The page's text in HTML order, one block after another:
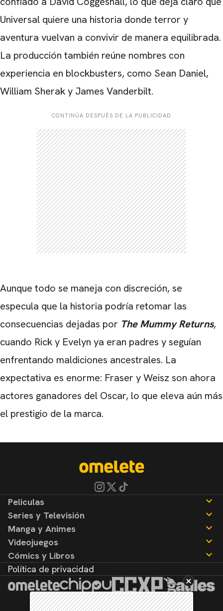
Universal quiere una historia donde terror y
aventura vuelvan a convivir de manera equilibrada.
La producción también reúne nombres con
experiencia en blockbusters, como Sean Daniel,
William Sherak y James Vanderbilt.
CONTINÚA DESPUÉS DE LA PUBLICIDAD
Aunque todo se maneja con discreción, se
especula que la historia podría retomar las
consecuencias dejadas por The Mummy Returns,
cuando Rick y Evelyn ya eran padres y seguían
enfrentando maldiciones ancestrales. La
expectativa es enorme: Fraser y Weisz son ahora
actores ganadores del Oscar, lo que eleva aún más
el prestigio de la marca.
Peliculas
Noticias
Reseñas
Series y Televisión
Noticias
Reseñas
Manga y Animes
Noticias
Reseñas
Videojuegos
Noticias
Reseñas
Cómics y Libros
Noticias
Reseñas
Política de privacidad